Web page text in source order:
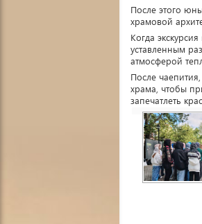
После этого
храмовой
Когда
уставленным
атмосферой
После
храма, чтобы
запечатлеть